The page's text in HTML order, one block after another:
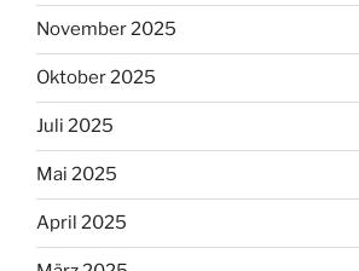
November 2025
Oktober 2025
Juli 2025
Mai 2025
April 2025